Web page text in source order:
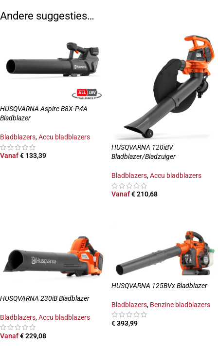
Andere suggesties…
HUSQVARNA Aspire B8X-P4A
Bladblazer
Bladblazers,Accu bladblazers
Vanaf€ 133,39
HUSQVARNA 120iBV
Bladblazer/Bladzuiger
Bladblazers,Accu bladblazers
Vanaf€210,68
HUSQVARNA 230iB Bladblazer
Bladblazers,Accu bladblazers
Vanaf€229,08
HUSQVARNA 125BVx Bladblazer
Bladblazers, Benzine bladblazers
€393,99